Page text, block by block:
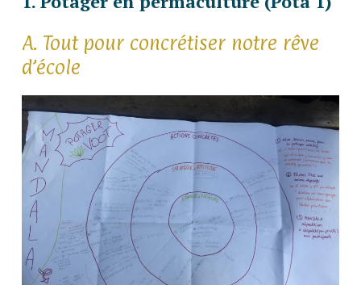
A. Tout pour concrétiser notre rêve
d’école